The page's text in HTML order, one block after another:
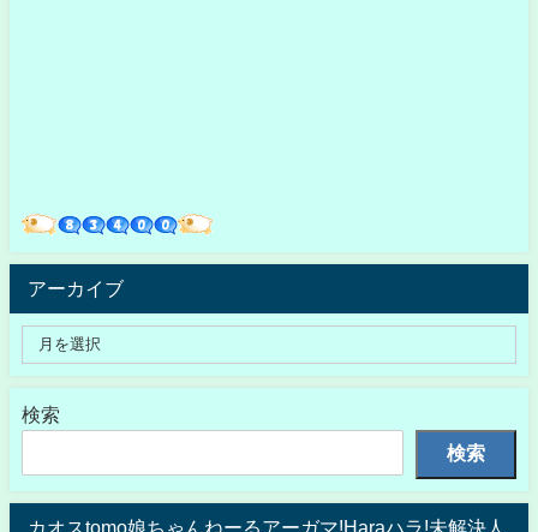
アーカイブ
検索
検索
カオスtomo娘ちゃんねーるアーガマ!Haraハラ!未解決人